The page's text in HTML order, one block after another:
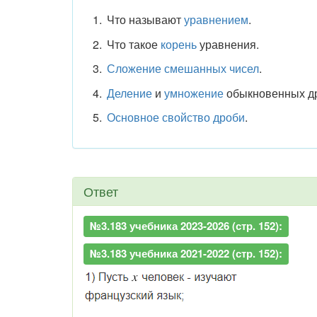
Что называютуравнением.
Что такое кореньуравнения.
Сложение смешанных чисел.
Делениеи умножениеобыкновенных
Основное свойство дроби.
Ответ
№3.183 учебника 2023-2026 (стр. 152):
№3.183 учебника 2021-2022 (стр. 152):